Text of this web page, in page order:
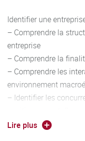
Identifier une
– Comprendre la
entreprise
– Comprendre la
– Comprendre les
environnement
– Identifier les
concurrents
Lire plus